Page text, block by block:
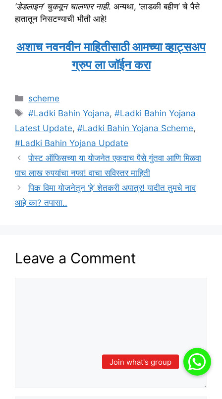
‘डेडलाइन’ चुकवून चालणार नाही. अन्यथा, ‘लाडकी बहीण’ चे पैसे
हातातून निसटण्याची भीती आहे!
अशाच नवनवीन माहितीसाठी आमच्या व्हाट्सअप
ग्रुप ला जॉईन करा
Categories
scheme
Tags
#Ladki Bahin Yojana,#Ladki Bahin Yojana
Latest Update, #Ladki Bahin Yojana Scheme,
#Ladki Bahin Yojana Update
पोस्ट ऑफिसच्या या योजनेत एकदाच पैसे गुंतवा आणि मिळवा
पाच लाख रुपयांचा नफा! वाचा सविस्तर माहिती
पिक विमा योजनेतून ‘हे’ शेतकरी अपात्र! यादीत तुमचे नाव
आहे का? तपासा..
Leave a Comment